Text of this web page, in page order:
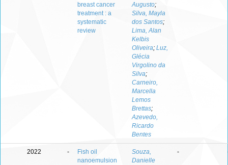
breast cancer
treatment : a
systematic
review
Augusto;
Silva, Mayla
dos Santos;
Lima, Alan
Kelbis
Oliveira; Luz,
Glécia
Virgolino da
Silva;
Carneiro,
Marcella
Lemos
Brettas;
Azevedo,
Ricardo
Bentes
2022 -
Fish oil
nanoemulsion
Souza,
Danielle
-